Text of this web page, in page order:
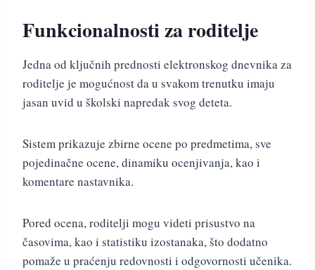
Funkcionalnosti za roditelje
Jedna od ključnih prednosti elektronskog dnevnika za
roditelje je mogućnost da u svakom trenutku imaju
jasan uvid u školski napredak svog deteta.
Sistem prikazuje zbirne ocene po predmetima, sve
pojedinačne ocene, dinamiku ocenjivanja, kao i
komentare nastavnika.
Pored ocena, roditelji mogu videti prisustvo na
časovima, kao i statistiku izostanaka, što dodatno
pomaže u praćenju redovnosti i odgovornosti učenika.